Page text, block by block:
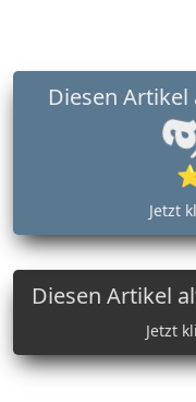
Jetzt
Diesen Artikel
Jetzt